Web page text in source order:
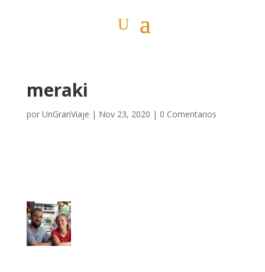
meraki
por UnGranViaje | Nov 23, 2020 | 0 Comentarios